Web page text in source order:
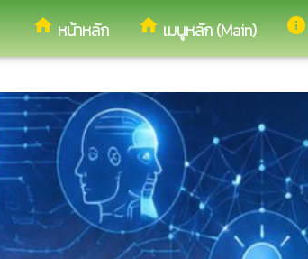
homeหน้าหลัก homeเมนูหลัก (Main) info